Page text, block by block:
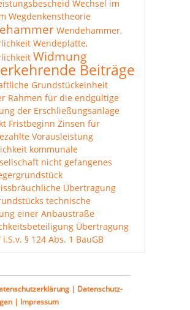
Wechsel im
Wegdenkenstheorie
Wendehammer,
Wendeplatte,
Widmung
Beiträge
Grundstückeinheit
Rahmen für die endgültige
der Erschließungsanlage
Fristbeginn Zinsen für
Vorausleistung
kommunale
nicht gefangenes
Übertragung
technische
einer Anbaustraße
Übertragung
i.S.v. § 124 Abs. 1 BauGB
| Datenschutz-
| Impressum